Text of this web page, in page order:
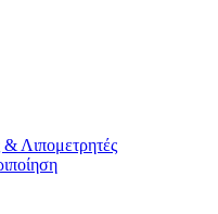
Λιπομετρητές